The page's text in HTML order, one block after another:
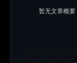
暂无文章概要